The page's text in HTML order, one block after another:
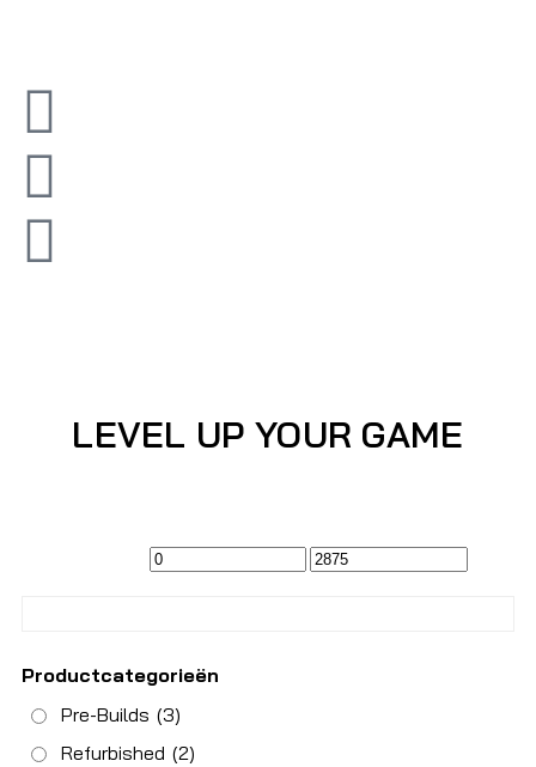
LEVEL UP YOUR GAME
Productcategorieën
Pre-Builds (3)
Refurbished (2)